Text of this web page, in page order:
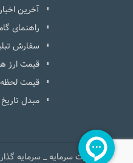
آخرین اخبار
راهنمای
سفارش
قیمت ارز
قیمت
مبدل تاریخ
مدیریت سرمایه _ سرمایه